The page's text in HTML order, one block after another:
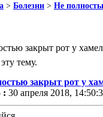
> Болезни > Не
закрыт рот у
тему.
закрыт рот у
: 30 апреля 2018,